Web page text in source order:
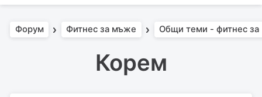
Форум Фитнес за мъже Общи теми - фитнес
Корем